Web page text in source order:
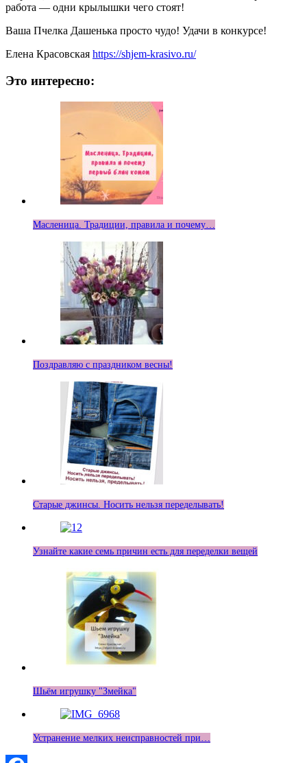
работа — одни крылышки чего стоят!
Ваша Пчелка Дашенька просто чудо! Удачи в конкурсе!
Елена Красовская https://shjem-krasivo.ru/
Это интересно:
Масленица. Традиции, правила и почему…
Поздравляю с праздником весны!
Старые джинсы. Носить нельзя переделывать!
Узнайте какие семь причин есть для переделки вещей
Шьём игрушку "Змейка"
Устранение мелких неисправностей при…